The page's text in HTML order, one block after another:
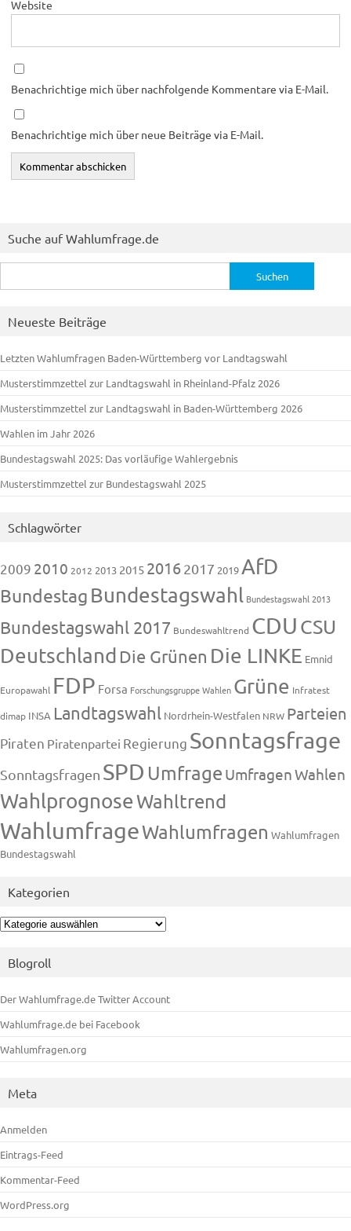
Website
Benachrichtige mich über nachfolgende Kommentare via E-Mail.
Benachrichtige mich über neue Beiträge via E-Mail.
Suche auf Wahlumfrage.de
nach:
Neueste Beiträge
Letzten Wahlumfragen Baden-Württemberg vor Landtagswahl
Musterstimmzettel zur Landtagswahl in Rheinland-Pfalz 2026
Musterstimmzettel zur Landtagswahl in Baden-Württemberg 2026
Wahlen im Jahr 2026
Bundestagswahl 2025: Das vorläufige Wahlergebnis
Musterstimmzettel zur Bundestagswahl 2025
Schlagwörter
2009 2010 2012 2013 2015 20162017 2019AfD
Bundestag Bundestagswahl Bundestagswahl 2013
Bundestagswahl 2017 Bundeswahltrend CDUCSU
Deutschland Die Grünen Die LINKE Emnid
Europawahl FDP Forsa Forschungsgruppe Wahlen Grüne Infratest
dimap INSA Landtagswahl Nordrhein-Westfalen NRW Parteien
Piraten Piratenpartei Regierung Sonntagsfrage
Sonntagsfragen SPD Umfrage UmfragenWahlen
WahlprognoseWahltrend
WahlumfrageWahlumfragen Wahlumfragen
Bundestagswahl
Kategorien
Kategorien
Blogroll
Der Wahlumfrage.de Twitter Account
Wahlumfrage.de bei Facebook
Wahlumfragen.org
Meta
Anmelden
Eintrags-Feed
Kommentar-Feed
WordPress.org